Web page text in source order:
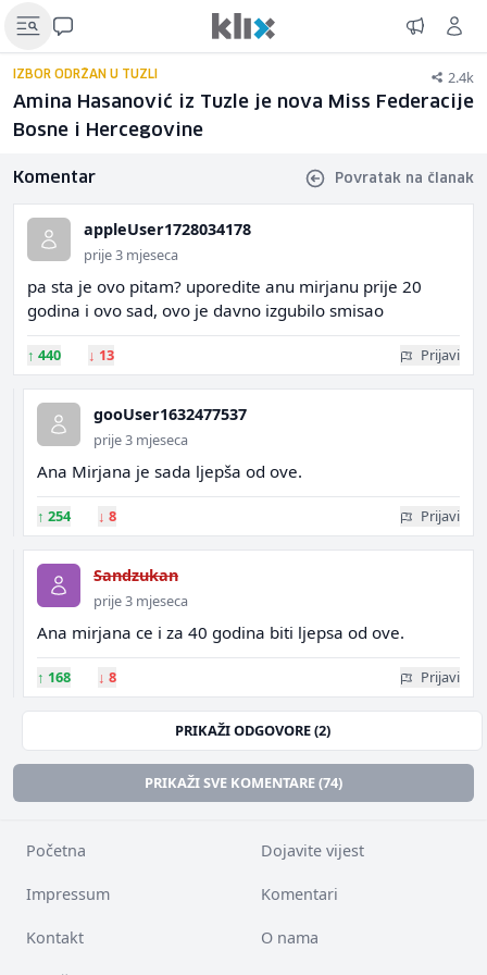
IZBOR ODRŽAN U TUZLI 2.4k
Amina Hasanović iz Tuzle je nova Miss Federacije
Bosne i Hercegovine
Komentar Povratak na članak
appleUser1728034178
prije 3 mjeseca
pa sta je ovo pitam? uporedite anu mirjanu prije 20
godina i ovo sad, ovo je davno izgubilo smisao
↑ 440 ↓ 13 Prijavi
gooUser1632477537
prije 3 mjeseca
Ana Mirjana je sada ljepša od ove.
↑ 254 ↓ 8 Prijavi
Sandzukan
prije 3 mjeseca
Ana mirjana ce i za 40 godina biti ljepsa od ove.
↑ 168 ↓ 8 Prijavi
PRIKAŽI ODGOVORE (2)
PRIKAŽI SVE KOMENTARE (74)
Početna Dojavite vijest
Impressum Komentari
Kontakt O nama